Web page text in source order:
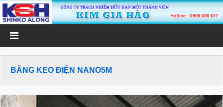
BĂNG KEO ĐIỆN NANO5M